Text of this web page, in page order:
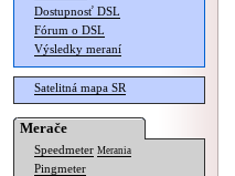
Dostupnosť DSL
Fórum o DSL
Výsledky meraní
Satelitná mapa SR
Merače
Speedmeter Merania
Pingmeter